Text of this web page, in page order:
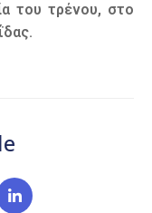
του τρένου, στο